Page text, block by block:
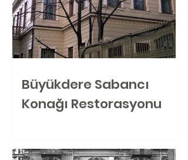
Büyükdere Sabancı
Konağı Restorasyonu